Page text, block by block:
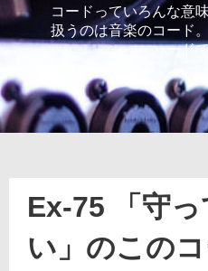
コードっていろんな意
扱うのは音楽のコード
ード
Ex-75 「守
い」のこの